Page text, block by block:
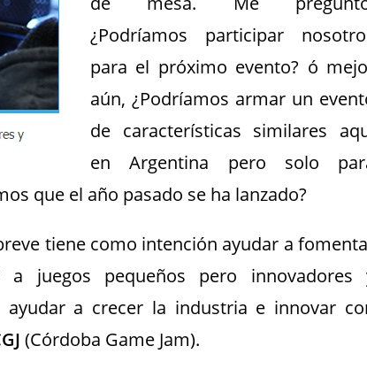
¿Podríamos participar
para el próximo evento? ó
aún, ¿Podríamos armar un
de características similares
en Argentina pero solo
que el año pasado se ha lanzado?
tiene como intención ayudar a
juegos pequeños pero innovadores
ayudar a crecer la industria e innovar
(Córdoba Game Jam).